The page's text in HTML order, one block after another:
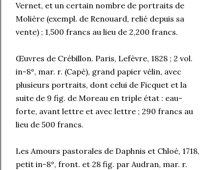
Vernet, et un certain nombre de portraits de
Molière (exempl. de Renouard, relié depuis sa
vente) ; 1,500 francs au lieu de 2,200 francs.
Œuvres de Crébillon. Paris, Lefèvre, 1828 ; 2 vol.
in-8°, mar. r. (Capé), grand papier vélin, avec
plusieurs portraits, dont celui de Ficquet et la
suite de 9 fig. de Moreau en triple état : eau-
forte, avant lettre et avec lettre ; 290 francs au
lieu de 500 francs.
Les Amours pastorales de Daphnis et Chloé, 1718,
petit in-8°, front. et 28 fig. par Audran, mar. r.